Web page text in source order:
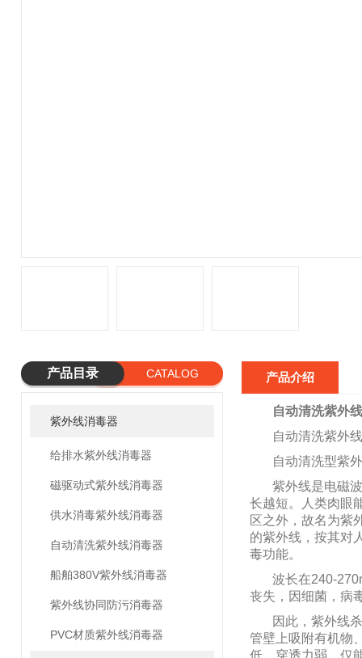
产品目录 CATALOG
紫外线消毒器
给排水紫外线消毒器
磁驱动式紫外线消毒器
供水消毒紫外线消毒器
自动清洗紫外线消毒器
船舶380V紫外线消毒器
紫外线协同防污消毒器
PVC材质紫外线消毒器
产品介绍
自动清洗紫外
自动清洗紫外
自动清洗型紫
紫外线是电磁
长越短。人类肉眼
区之外，故名为紫
的紫外线，按其对
毒功能。
波长在240-
丧失，因细菌，病
因此，紫外线
管壁上吸附有机物
低，穿透力弱，仅